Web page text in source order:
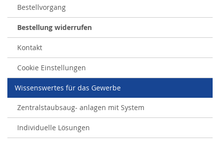
Bestellvorgang
Bestellung widerrufen
Kontakt
Cookie Einstellungen
Wissenswertes für das Gewerbe
Zentralstaubsaug- anlagen mit System
Individuelle Lösungen